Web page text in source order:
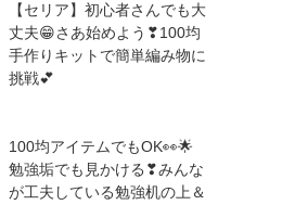
【セリア】初心者さんでも大
丈夫😁さあ始めよう❣100均
手作りキットで簡単編み物に
挑戦💕
100均アイテムでもOK👀🌟
勉強垢でも見かける❣みんな
が工夫している勉強机の上＆